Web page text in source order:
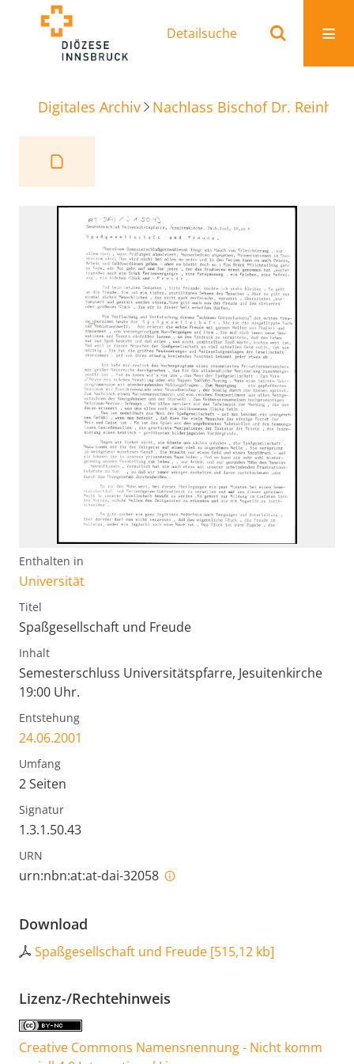
Detailsuche
Digitales Archiv Nachlass Bischof Dr.
Enthalten in
Universität
Titel
Spaßgesellschaft und Freude
Inhalt
Semesterschluss Universitätspfarre, Jesuitenkirche
19:00 Uhr.
Entstehung
24.06.2001
Umfang
2 Seiten
Signatur
1.3.1.50.43
URN
urn:nbn:at:at-dai-32058
Download
Spaßgesellschaft und Freude [515,12 kb]
Lizenz-/Rechtehinweis
Creative Commons Namensnennung - Nicht komm